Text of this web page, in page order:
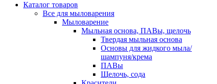
Каталог товаров
Все для мыловарения
Мыловарение
Мыльная основа, ПАВы, щелочь
Твердая мыльная основа
Основы для жидкого мыла/
шампуня/крема
ПАВы
Щелочь, сода